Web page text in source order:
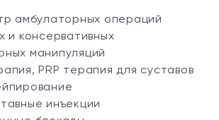
амбулаторных операций
и консервативных
манипуляций
PRP терапия для суставов
инъекции